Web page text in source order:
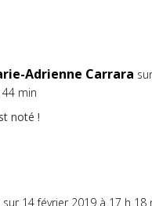
Adrienne Carrara
44 min
noté !
sur 14 février 2019 à 17 h 18